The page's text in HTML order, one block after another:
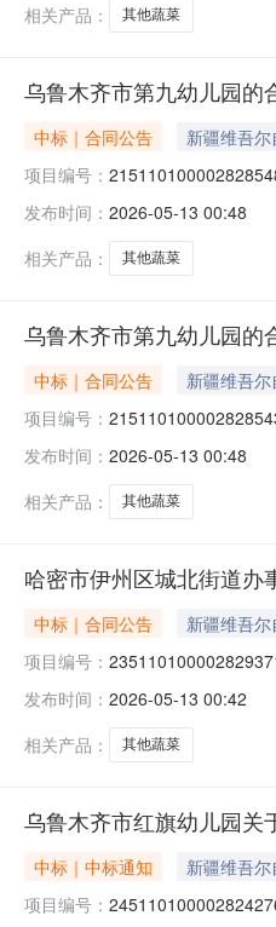
相关产品：
其他蔬菜
乌鲁木齐市第九幼儿园的
中标｜合同公告 新疆维吾
项目编号：
发布时间： 2026-05-13 00:48
相关产品：
其他蔬菜
乌鲁木齐市第九幼儿园的
中标｜合同公告 新疆维吾
项目编号：
发布时间： 2026-05-13 00:48
相关产品：
其他蔬菜
哈密市伊州区城北街道办
中标｜合同公告 新疆维吾
项目编号：
发布时间： 2026-05-13 00:42
相关产品：
其他蔬菜
乌鲁木齐市红旗幼儿园关
中标｜中标通知 新疆维吾
项目编号：